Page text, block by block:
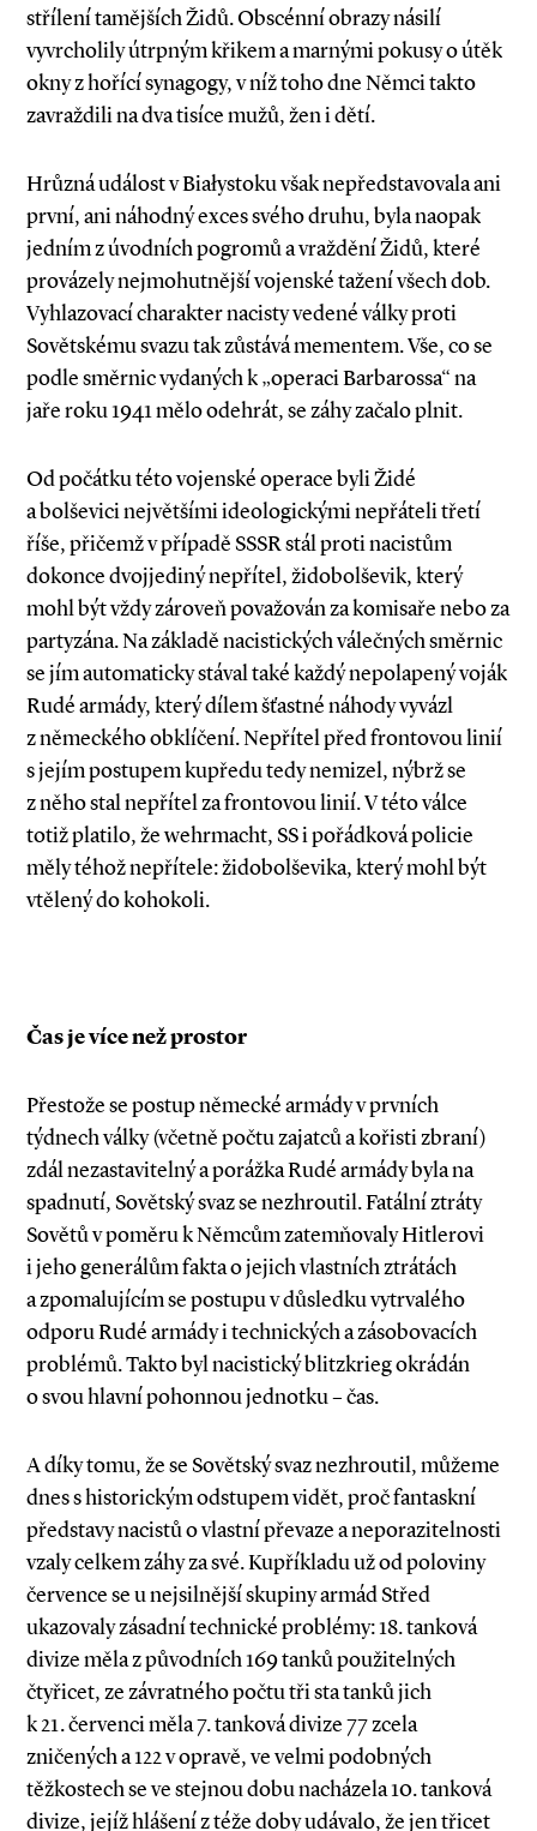
střílení tamějších Židů. Obscénní obrazy násilí
vyvrcholily útrpným křikem a marnými pokusy o útěk
okny z hořící synagogy, v níž toho dne Němci takto
zavraždili na dva tisíce mužů, žen i dětí.
Hrůzná událost v Białystoku však nepředstavovala ani
první, ani náhodný exces svého druhu, byla naopak
jedním z úvodních pogromů a vraždění Židů, které
provázely nejmohutnější vojenské tažení všech dob.
Vyhlazovací charakter nacisty vedené války proti
Sovětskému svazu tak zůstává mementem. Vše, co se
podle směrnic vydaných k „operaci Barbarossa“ na
jaře roku 1941 mělo odehrát, se záhy začalo plnit.
Od počátku této vojenské operace byli Židé
a bolševici největšími ideologickými nepřáteli třetí
říše, přičemž v případě SSSR stál proti nacistům
dokonce dvojjediný nepřítel, židobolševik, který
mohl být vždy zároveň považován za komisaře nebo za
partyzána. Na základě nacistických válečných směrnic
se jím automaticky stával také každý nepolapený voják
Rudé armády, který dílem šťastné náhody vyvázl
z německého obklíčení. Nepřítel před frontovou linií
s jejím postupem kupředu tedy nemizel, nýbrž se
z něho stal nepřítel za frontovou linií. V této válce
totiž platilo, že wehrmacht, SS i pořádková policie
měly téhož nepřítele: židobolševika, který mohl být
vtělený do kohokoli.
Čas je více než prostor
Přestože se postup německé armády v prvních
týdnech války (včetně počtu zajatců a kořisti zbraní)
zdál nezastavitelný a porážka Rudé armády byla na
spadnutí, Sovětský svaz se nezhroutil. Fatální ztráty
Sovětů v poměru k Němcům zatemňovaly Hitlerovi
i jeho generálům fakta o jejich vlastních ztrátách
a zpomalujícím se postupu v důsledku vytrvalého
odporu Rudé armády i technických a zásobovacích
problémů. Takto byl nacistický blitzkrieg okrádán
o svou hlavní pohonnou jednotku – čas.
A díky tomu, že se Sovětský svaz nezhroutil, můžeme
dnes s historickým odstupem vidět, proč fantaskní
představy nacistů o vlastní převaze a neporazitelnosti
vzaly celkem záhy za své. Kupříkladu už od poloviny
července se u nejsilnější skupiny armád Střed
ukazovaly zásadní technické problémy: 18. tanková
divize měla z původních 169 tanků po­­užitelných
čtyřicet, ze závratného počtu tři sta tanků jich
k 21. červenci měla 7. tanková divize 77 zcela
zničených a 122 v opravě, ve velmi podobných
těžkostech se ve stejnou dobu nacházela 10. tanková
divize, jejíž hlášení z téže doby udávalo, že jen třicet